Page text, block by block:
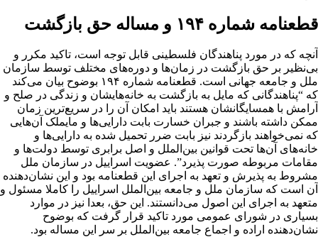
قطعنامه شماره ۱۹۴ و مساله حق بازگشت
آنچه که در مورد پناهندگان فلسطینی قابل توجه است، تاکید مکرر و
بی‌نظیر بر حق بازگشت در زمان‌ها و دوره‌های مختلف توسط سازمان
ملل و جامعه جهانی است. قطعنامه شماره ۱۹۴ بوضوح بیان می‌کند
که “پناهندگانی که مایل به بازگشت به خانه‌هایشان و زندگی در صلح و
آرامش با همسایگانشان هستند باید امکان آن را در سریع‌ترین زمان
ممکن داشته باشند و جبران خسارت بابت دارایی‌ها و مایملک آن‌هایی
که نمی‌خواهند بازگردند نیز بابت ضرر تحمیل شده به دارایی‌ها و
خانه‌های آن‌ها تحت قوانین بین‌الملل و اصل برابری توسط دولت‌ها ‌و
مقامات مربوطه صورت پذیرد”. عضویت اسراییل در سازمان ملل
مشروط به پذیرش و تعهد به اجرای این قطعنامه بود و این نشان‌دهنده
آن است که سازمان ملل و جامعه بین‌الملل اسراییل را کاملا مسئول و
متعهد به اجرای این اصول می‌دانستند. این حق، بعدا نیز در موارد
بسیاری در شورای عمومی مورد تاکید قرار گرفت که بوضوح
نشان‌دهنده اراده و اجماع جامعه بین‌الملل بر سر این مساله بود.